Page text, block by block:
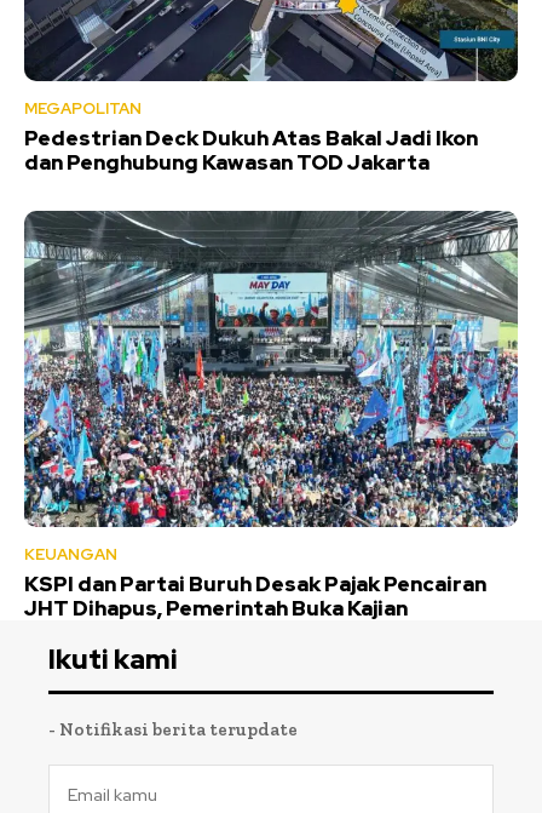
MEGAPOLITAN
Pedestrian Deck Dukuh Atas Bakal Jadi Ikon
dan Penghubung Kawasan TOD Jakarta
KEUANGAN
KSPI dan Partai Buruh Desak Pajak Pencairan
JHT Dihapus, Pemerintah Buka Kajian
Ikuti kami
- Notifikasi berita terupdate